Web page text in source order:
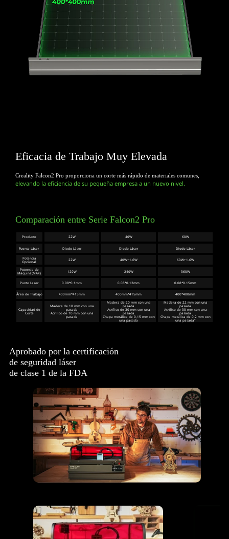
Eficacia de Trabajo Muy Elevada
Creality Falcon2 Pro proporciona un corte más rápido de materiales comunes,
elevando la eficiencia de su pequeña empresa a un nuevo nivel.
Comparación entre Serie Falcon2 Pro
Producto
Fuente Láser
Potencia
Opcional
Potencia de
Máquina(MAX)
Punto Laser
Área de Trabajo
Capacidad de
Corte
22W
Diodo Láser
22W
120W
0.08*0.1mm
400mm*415mm
Madera de 10 mm con una
pasada
Acrílico de 10 mm con una
pasada
40W
Diodo Láser
40W+1.6W
240W
0.08*0.12mm
400mm*415mm
Madera de 20 mm con una
pasada
Acrílico de 30 mm con una
pasada
Chapa metálica de 0,15 mm con
una pasada
60W
Diodo Láser
60W+1.6W
360W
0.08*0.15mm
400*400mm
Madera de 22 mm con una
pasada
Acrílico de 30 mm con una
pasada
Chapa metálica de 0,2 mm con
una pasada"
Aprobado por la certificación
de seguridad láser
de clase 1 de la FDA